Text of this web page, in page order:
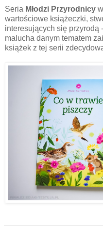
Seria Młodzi Przyrodnicy
wartościowe książeczki,
interesujących się przyrodą
malucha danym tematem
książek z tej serii